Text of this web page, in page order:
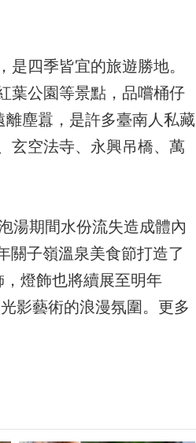
四季皆宜的旅遊勝地。
葉公園等景點，品嚐桶仔
塵囂，是許多臺南人私藏
玄空法寺、永興吊橋、萬
湯期間水份流失造成體內
關子嶺溫泉美食節打造了
燈飾也將續展至明年
影藝術的浪漫氛圍。更多